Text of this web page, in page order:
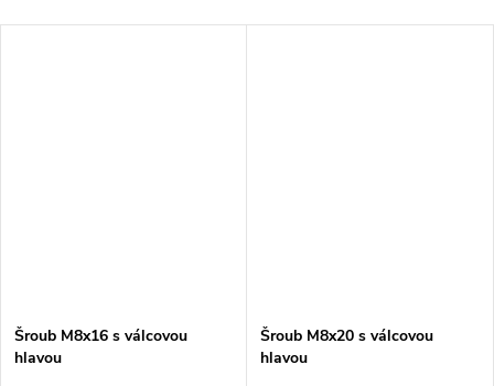
Šroub M8x16 s válcovou
hlavou
Šroub M8x20 s válcovou
hlavou